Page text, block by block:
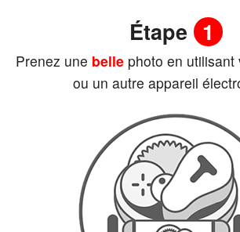
Panier (0)
Étape 1
Prenez une belle photo en
ou un autre appareil